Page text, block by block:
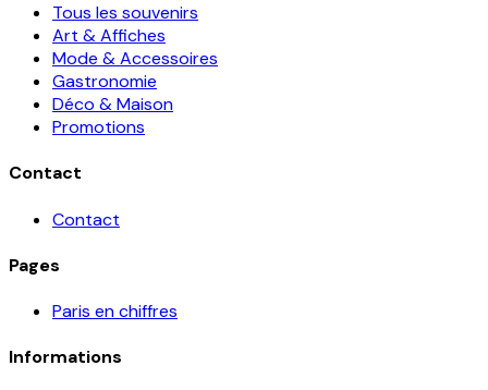
Tous les souvenirs
Art & Affiches
Mode & Accessoires
Gastronomie
Déco & Maison
Promotions
Contact
Contact
Pages
Paris en chiffres
Informations